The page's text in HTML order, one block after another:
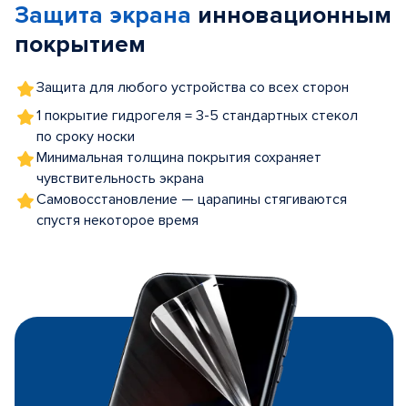
5
Защита экрана инновационным
покрытием
Защита для любого устройства со всех сторон
1 покрытие гидрогеля = 3-5 стандартных стекол
по сроку носки
Минимальная толщина покрытия сохраняет
чувствительность экрана
Самовосстановление — царапины стягиваются
спустя некоторое время